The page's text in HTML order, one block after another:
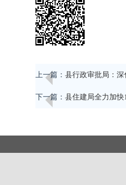
上一篇： 县行政审批局：深
下一篇： 县住建局全力加